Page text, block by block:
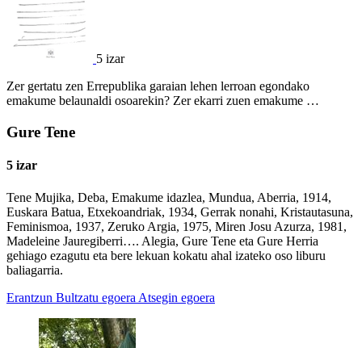
5 izar
Zer gertatu zen Errepublika garaian lehen lerroan egondako
emakume belaunaldi osoarekin? Zer ekarri zuen emakume …
Gure Tene
5 izar
Tene Mujika, Deba, Emakume idazlea, Mundua, Aberria, 1914,
Euskara Batua, Etxekoandriak, 1934, Gerrak nonahi, Kristautasuna,
Feminismoa, 1937, Zeruko Argia, 1975, Miren Josu Azurza, 1981,
Madeleine Jauregiberri…. Alegia, Gure Tene eta Gure Herria
gehiago ezagutu eta bere lekuan kokatu ahal izateko oso liburu
baliagarria.
Erantzun Bultzatu egoera Atsegin egoera